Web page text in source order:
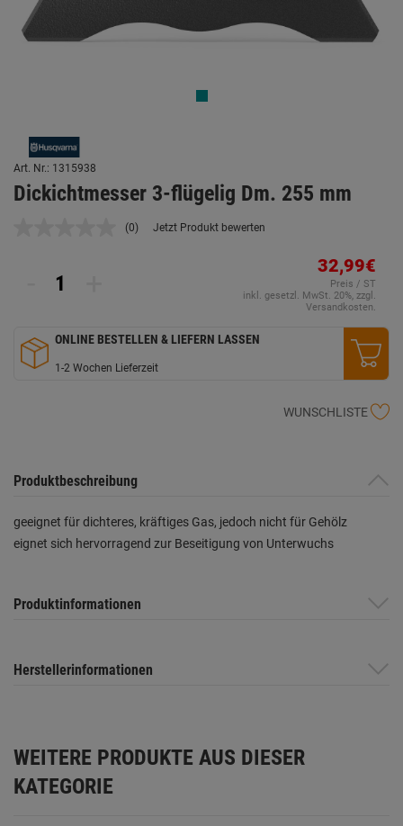
Art. Nr.: 1315938
Dickichtmesser 3-flügelig Dm. 255 mm
Kein
(0) Jetzt Produkt bewerten
32,99€
Preis / ST
inkl. gesetzl. MwSt. 20%, zzgl.
Versandkosten.
ONLINE BESTELLEN & LIEFERN LASSEN
1-2 Wochen Lieferzeit
WUNSCHLISTE
Produktbeschreibung
geeignet für dichteres, kräftiges Gas, jedoch nicht für Gehölz
eignet sich hervorragend zur Beseitigung von Unterwuchs
Produktinformationen
Herstellerinformationen
WEITERE PRODUKTE AUS DIESER
KATEGORIE